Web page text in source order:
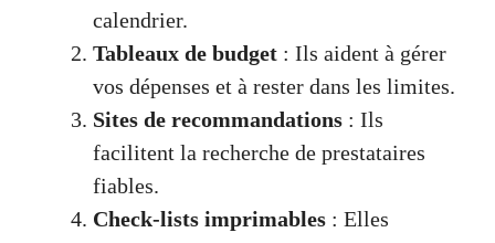
calendrier.
Tableaux de budget : Ils aident à gérer
vos dépenses et à rester dans les limites.
Sites de recommandations : Ils
facilitent la recherche de prestataires
fiables.
Check-lists imprimables : Elles